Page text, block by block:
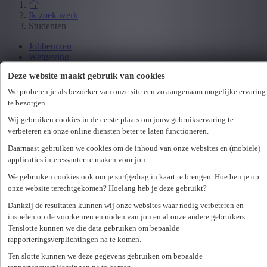
Deze website maakt gebruik van cookies
We proberen je als bezoeker van onze site een zo aangenaam mogelijke ervaring
te bezorgen.
Wij gebruiken cookies in de eerste plaats om jouw gebruikservaring te
verbeteren en onze online diensten beter te laten functioneren.
Daarnaast gebruiken we cookies om de inhoud van onze websites en (mobiele)
applicaties interessanter te maken voor jou.
We gebruiken cookies ook om je surfgedrag in kaart te brengen. Hoe ben je op
onze website terechtgekomen? Hoelang heb je deze gebruikt?
Dankzij de resultaten kunnen wij onze websites waar nodig verbeteren en
inspelen op de voorkeuren en noden van jou en al onze andere gebruikers.
Tenslotte kunnen we die data gebruiken om bepaalde
rapporteringsverplichtingen na te komen.
Ten slotte kunnen we deze gegevens gebruiken om bepaalde
Ik zoek werk
Studenten
Jobbeurzen
Wetgeving
Ik zoek personeel
Specialisaties
Office
Technicum
Accounting & Finance
Human Resources
Maritiem
Ik zoek personeel
Hr-diensten
Assessments
Flexi-jobs
Projectsourcing